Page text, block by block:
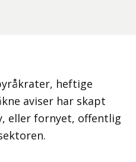
heftige
aviser har skapt
eller fornyet, offentlig